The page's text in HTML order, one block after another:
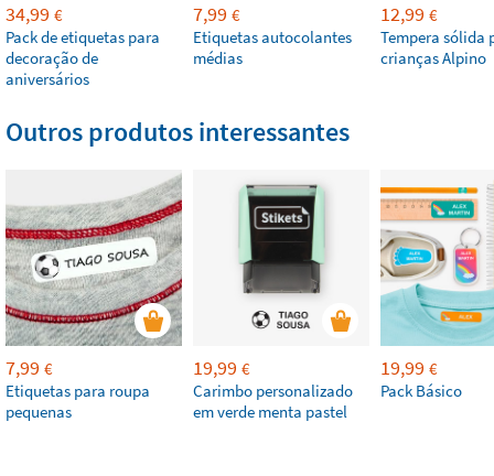
34,99 €
Pack de etiquetas para
decoração de
aniversários
7,99 €
Etiquetas autocolantes
médias
12,99 €
Tempera sólida
crianças Alpino
Outros produtos interessantes
7,99 €
Etiquetas para roupa
pequenas
19,99 €
Carimbo personalizado
em verde menta pastel
19,99 €
Pack Básico